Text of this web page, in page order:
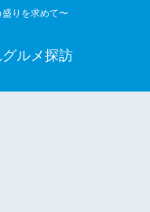
りを求めて〜
ルメ探訪